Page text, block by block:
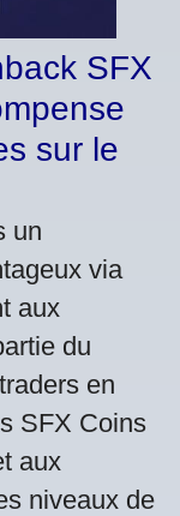
SFX
sur le
un
via
aux
du
en
SFX Coins
aux
niveaux de